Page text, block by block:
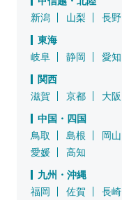
新潟
山梨 長野
東海
岐阜
静岡 愛知
関西
滋賀
京都 大阪
中国・四国
鳥取
島根 岡山
愛媛
高知
九州・沖縄
福岡
佐賀 長崎